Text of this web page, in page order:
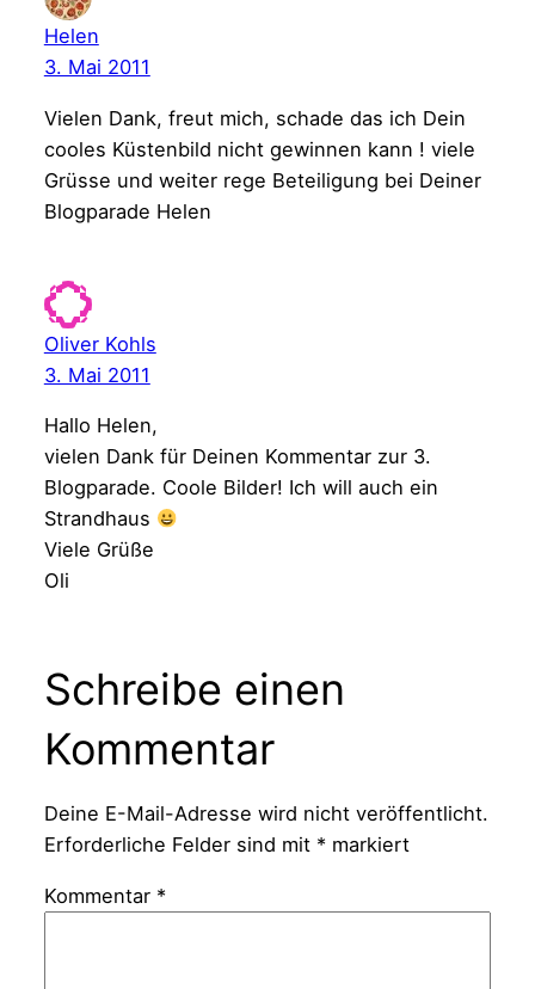
Helen
3. Mai 2011
Vielen Dank, freut mich, schade das ich Dein
cooles Küstenbild nicht gewinnen kann ! viele
Grüsse und weiter rege Beteiligung bei Deiner
Blogparade Helen
Oliver Kohls
3. Mai 2011
Hallo Helen,
vielen Dank für Deinen Kommentar zur 3.
Blogparade. Coole Bilder! Ich will auch ein
Strandhaus
Viele Grüße
Oli
Schreibe einen
Kommentar
Deine E-Mail-Adresse wird nicht veröffentlicht.
Erforderliche Felder sind mit *markiert
Kommentar *